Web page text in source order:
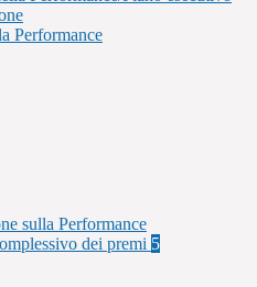
Performance
sulla Performance
dei premi 5